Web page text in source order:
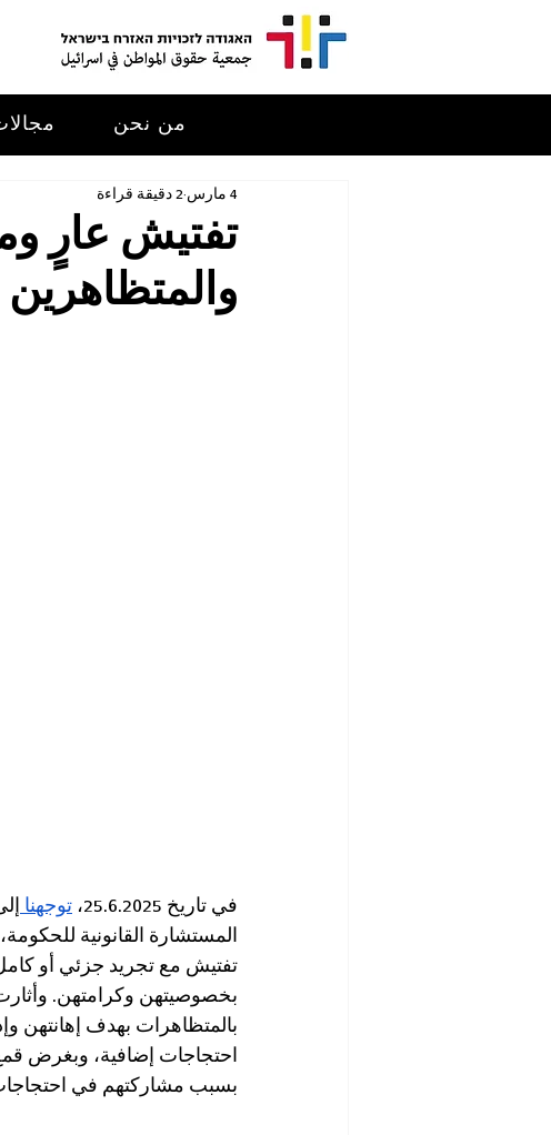
من نحن
تفتيش عارٍ
والمتظاهرين
4 مارس 2 دقيقة قراءة
في تاريخ 25.6.2025، توجهنا
المستشارة القانونية
تفتيش مع تجريد جزئي أو
بخصوصيتهن وكرامتهن.
بالمتظاهرات بهدف إهانتهن
احتجاجات إضافية، وبغرض
بسبب مشاركتهم في